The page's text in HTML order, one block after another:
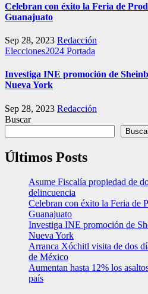
Celebran con éxito la Feria de
Guanajuato
Sep 28, 2023 Redacción
Elecciones2024 Portada
Investiga INE promoción de
Nueva York
Sep 28, 2023 Redacción
Buscar
Últimos Posts
Asume Fiscalía propiedad de
delincuencia
Celebran con éxito la Feria de
Guanajuato
Investiga INE promoción de
Nueva York
Arranca Xóchitl visita de dos
de México
Aumentan hasta 12% los
país